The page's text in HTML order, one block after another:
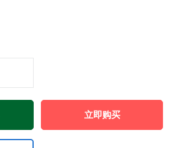
立即购买